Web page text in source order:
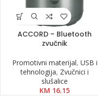
ACCORD – Bluetooth
zvučnik
Promotivni materijal, USB i
tehnologija, Zvučnici i
slušalice
KM 16.15